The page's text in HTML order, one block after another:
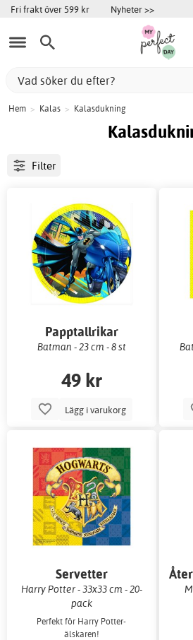
Fri frakt över 599 kr Nyheter >>
Hem > Kalas > Kalasdukning
Filter
Papptallrikar
Batman - 23 cm - 8 st
49 kr
Lägg i varukorg
Servetter
Harry Potter - 33x33 cm - 20-
pack
Perfekt för Harry Potter-
älskaren!